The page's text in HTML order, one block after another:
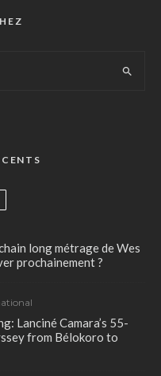
long métrage de Wes
prochainement ?
Lanciné Camara’s 55-
from Bélokoro to